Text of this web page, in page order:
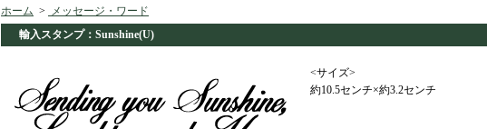
ホーム >
メッセージ・ワード
輸入スタンプ：Sunshine(U)
<サイズ>
約10.5センチ×約3.2センチ